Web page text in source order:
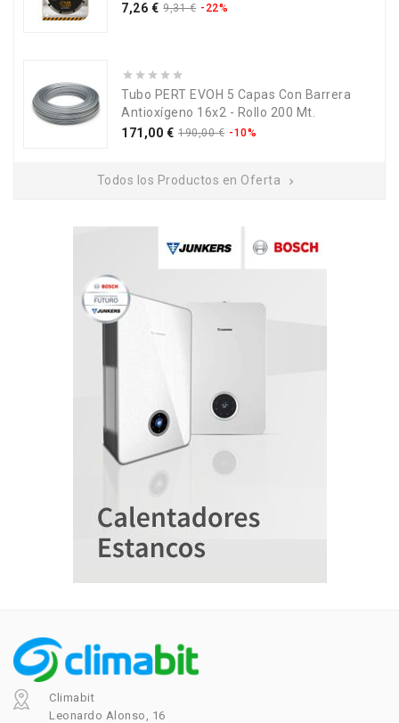
7,26 € 9,31 € -22%
Tubo PERT EVOH 5 Capas Con Barrera
Antioxígeno 16x2 - Rollo 200 Mt.
171,00 € 190,00 € -10%
Todos los Productos en Oferta 
Climabit
Leonardo Alonso, 16